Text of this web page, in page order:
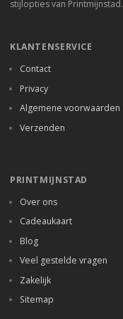
stijlopties van Printmijnstad.
KLANTENSERVICE
Contact
Privacy
Algemene voorwaarden
Verzenden
PRINTMIJNSTAD
Over ons
Cadeaukaart
Blog
Veel gestelde vragen
Zakelijk
Sitemap